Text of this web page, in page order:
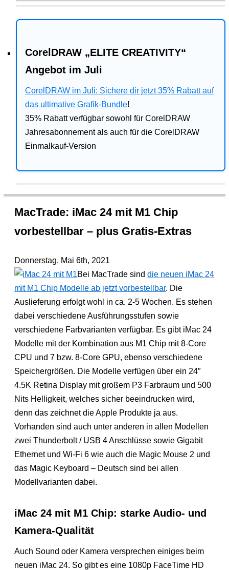
CorelDRAW „ELITE CREATIVITY“
Angebot im Juli
CorelDRAW im Juli: Sichere dir jetzt 35% Rabatt auf
das ultimative Grafik-Bundle!
35% Rabatt verfügbar sowohl für CorelDRAW
Jahresabonnement als auch für die CorelDRAW
Einmalkauf-Version
MacTrade: iMac 24 mit M1 Chip
vorbestellbar – plus Gratis-Extras
Donnerstag, Mai 6th, 2021
Bei MacTrade sinddie neuen iMac 24
mit M1 Chip Modelle ab jetzt vorbestellbar. Die
Auslieferung erfolgt wohl in ca. 2-5 Wochen. Es stehen
dabei verschiedene Ausführungsstufen sowie
verschiedene Farbvarianten verfügbar. Es gibt iMac 24
Modelle mit der Kombination aus M1 Chip mit 8-Core
CPU und 7 bzw. 8-Core GPU, ebenso verschiedene
Speichergrößen. Die Modelle verfügen über ein 24″
4.5K Retina Display mit großem P3 Farbraum und 500
Nits Helligkeit, welches sicher beeindrucken wird,
denn das zeichnet die Apple Produkte ja aus.
Vorhanden sind auch unter anderen in allen Modellen
zwei Thunderbolt / USB 4 Anschlüsse sowie Gigabit
Ethernet und Wi-Fi 6 wie auch die Magic Mouse 2 und
das Magic Keyboard – Deutsch sind bei allen
Modellvarianten dabei.
iMac 24 mit M1 Chip: starke Audio- und
Kamera-Qualität
Auch Sound oder Kamera versprechen einiges beim
neuen iMac 24. So gibt es eine 1080p FaceTime HD